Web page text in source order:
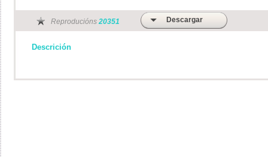
Reproducións 20351 Descargar
Descrición